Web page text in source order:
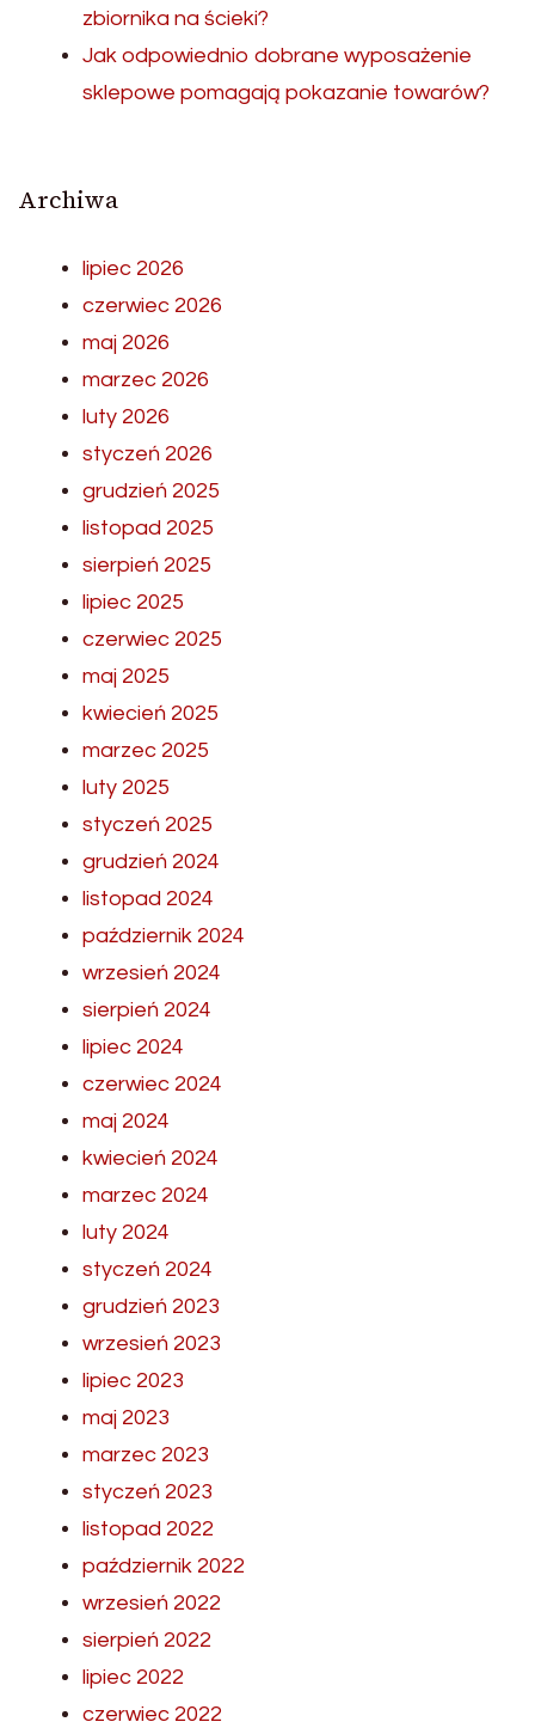
zbiornika na ścieki?
Jak odpowiednio dobrane wyposażenie
sklepowe pomagają pokazanie towarów?
Archiwa
lipiec 2026
czerwiec 2026
maj 2026
marzec 2026
luty 2026
styczeń 2026
grudzień 2025
listopad 2025
sierpień 2025
lipiec 2025
czerwiec 2025
maj 2025
kwiecień 2025
marzec 2025
luty 2025
styczeń 2025
grudzień 2024
listopad 2024
październik 2024
wrzesień 2024
sierpień 2024
lipiec 2024
czerwiec 2024
maj 2024
kwiecień 2024
marzec 2024
luty 2024
styczeń 2024
grudzień 2023
wrzesień 2023
lipiec 2023
maj 2023
marzec 2023
styczeń 2023
listopad 2022
październik 2022
wrzesień 2022
sierpień 2022
lipiec 2022
czerwiec 2022